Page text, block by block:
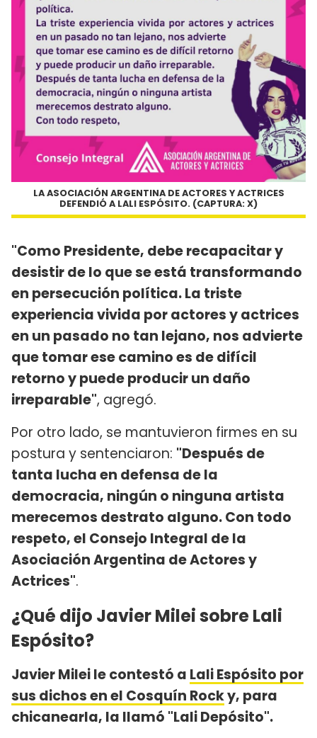
LA ASOCIACIÓN ARGENTINA DE ACTORES Y ACTRICES
DEFENDIÓ A LALI ESPÓSITO. (CAPTURA: X)
"Como Presidente, debe recapacitar y
desistir de lo que se está transformando
en persecución política. La triste
experiencia vivida por actores y actrices
en un pasado no tan lejano, nos advierte
que tomar ese camino es de difícil
retorno y puede producir un daño
irreparable", agregó.
Por otro lado, se mantuvieron firmes en su
postura y sentenciaron: "Después de
tanta lucha en defensa de la
democracia, ningún o ninguna artista
merecemos destrato alguno. Con todo
respeto, el Consejo Integral de la
Asociación Argentina de Actores y
Actrices".
¿Qué dijo Javier Milei sobre Lali
Espósito?
Javier Milei le contestó a Lali Espósito por
sus dichos en el Cosquín Rocky, para
chicanearla, la llamó "Lali Depósito".